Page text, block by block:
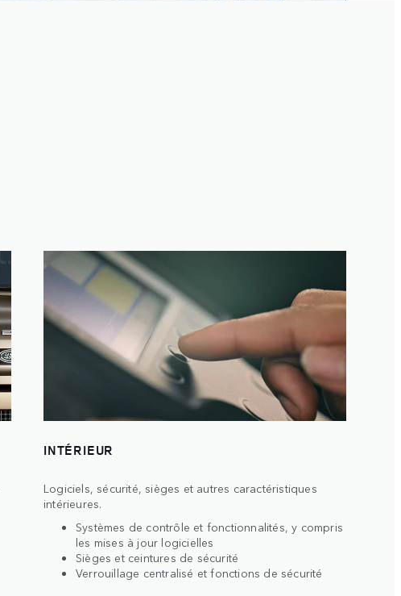
INTÉRIEUR
Logiciels, sécurité, sièges et autres caractéristiques
intérieures.
Systèmes de contrôle et fonctionnalités, y compris
les mises à jour logicielles
Sièges et ceintures de sécurité
Verrouillage centralisé et fonctions de sécurité